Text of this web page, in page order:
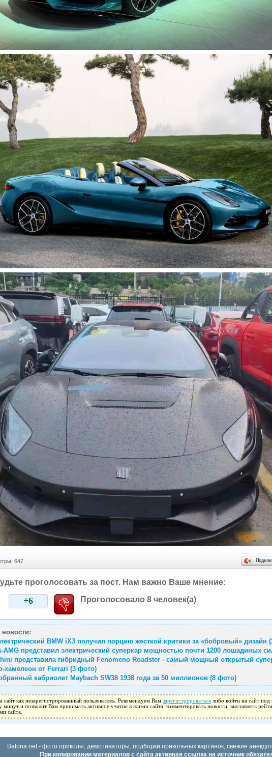
647
проголосовать за пост. Нам важно Ваше мнение:
+6 Проголосовало 8 человек(а)
BMW iX3 получил порцию жесткой критики за «бобровый» дизайн
AMG представил электрический суперкар мощностью почти 1200 лошадиных
представила гибридный Fenomeno Roadster - самый мощный открытый
хамелеон от Ferrari (3 фото)
кабриолет Maybach SW38 1938 года за 50 миллионов (8 фото)
сайт как незарегистрированный пользователь. Рекомендуем Вам зарегистрироваться либо войти на сайт
минут и позволит Вам принимать активное учатие в жизни сайта: комментировать новости, выставлять
сайта.
Batona.net - фото приколы, демотиваторы, подборки прикольных картинок, свежие
При копировании материалов с сайта активная ссылка на источник